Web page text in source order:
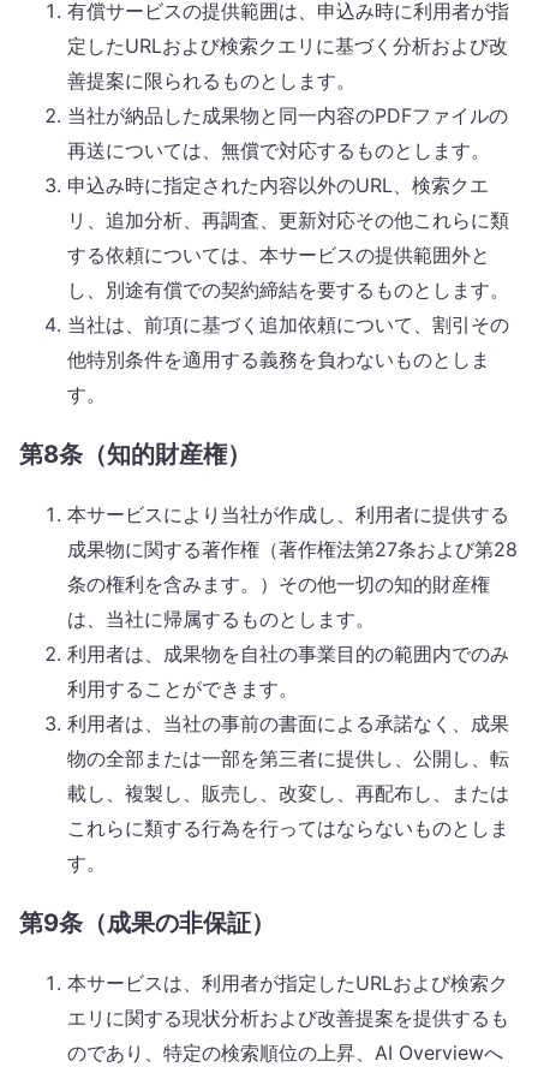
有償サービスの提供範囲は、申込み時に利用者が指
定したURLおよび検索クエリに基づく分析および改
善提案に限られるものとします。
当社が納品した成果物と同一内容のPDFファイルの
再送については、無償で対応するものとします。
申込み時に指定された内容以外のURL、検索クエ
リ、追加分析、再調査、更新対応その他これらに類
する依頼については、本サービスの提供範囲外と
し、別途有償での契約締結を要するものとします。
当社は、前項に基づく追加依頼について、割引その
他特別条件を適用する義務を負わないものとしま
す。
第8条（知的財産権）
本サービスにより当社が作成し、利用者に提供する
成果物に関する著作権（著作権法第27条および第28
条の権利を含みます。）その他一切の知的財産権
は、当社に帰属するものとします。
利用者は、成果物を自社の事業目的の範囲内でのみ
利用することができます。
利用者は、当社の事前の書面による承諾なく、成果
物の全部または一部を第三者に提供し、公開し、転
載し、複製し、販売し、改変し、再配布し、または
これらに類する行為を行ってはならないものとしま
す。
第9条（成果の非保証）
本サービスは、利用者が指定したURLおよび検索ク
エリに関する現状分析および改善提案を提供するも
のであり、特定の検索順位の上昇、AI Overviewへ